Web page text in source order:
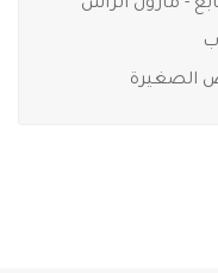
- مارون الراس
الصغيرة